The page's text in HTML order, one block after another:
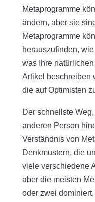
Metaprogramme
ändern, aber sie
Metaprogramme
herauszufinden,
was Ihre
Artikel beschreiben
die auf Optimisten
Der schnellste
anderen Person
Verständnis von
Denkmustern, die
viele verschiedene
aber die meisten
oder zwei